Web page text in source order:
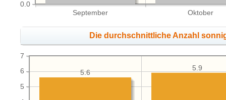
September Oktober
0.0
Die durchschnittliche Anzahl
5
6
7
5.9
5.6